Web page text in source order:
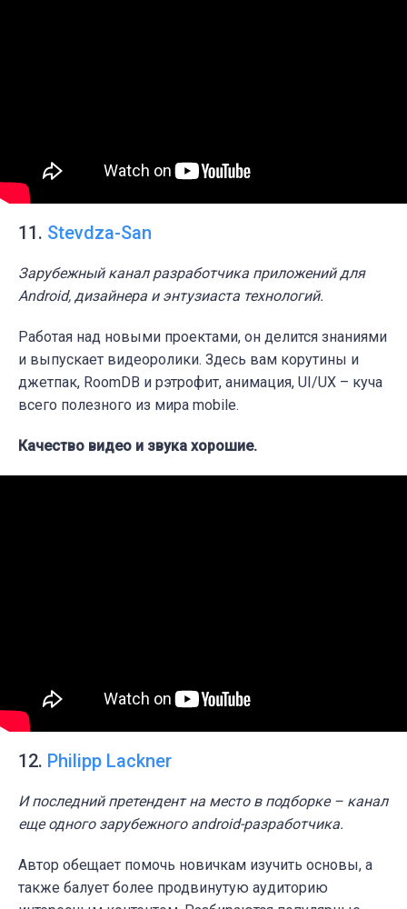
11. Stevdza-San
Зарубежный канал разработчика приложений для
Android, дизайнера и энтузиаста технологий.
Работая над новыми проектами, он делится знаниями
и выпускает видеоролики. Здесь вам корутины и
джетпак, RoomDB и рэтрофит, анимация, UI/UX – куча
всего полезного из мира mobile.
Качество видео и звука хорошие.
12. Philipp Lackner
И последний претендент на место в подборке – канал
еще одного зарубежного android-разработчика.
Автор обещает помочь новичкам изучить основы, а
также балует более продвинутую аудиторию